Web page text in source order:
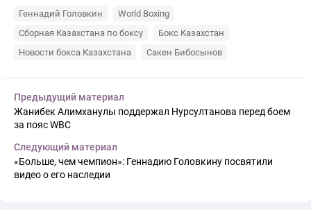
Геннадий Головкин
World Boxing
Сборная Казахстана по боксу
Бокс Казахстан
Новости бокса Казахстана
Сакен Бибосынов
Предыдущий материал
Жанибек Алимханулы поддержал Нурсултанова перед боем
за пояс WBC
Следующий материал
«Больше, чем чемпион»: Геннадию Головкину посвятили
видео о его наследии